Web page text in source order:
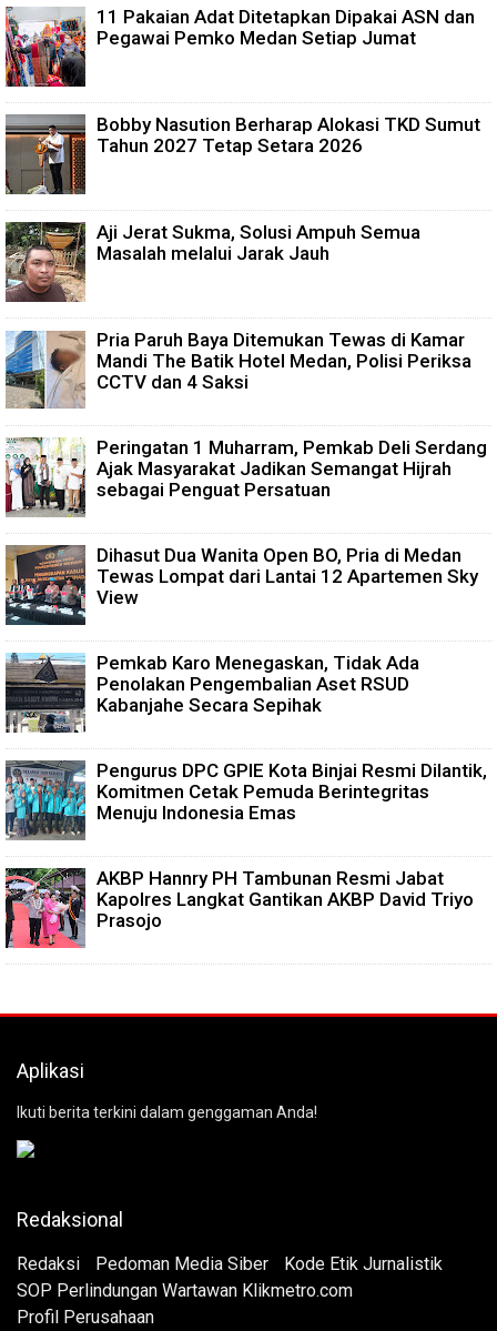
11 Pakaian Adat Ditetapkan Dipakai ASN dan
Pegawai Pemko Medan Setiap Jumat
Bobby Nasution Berharap Alokasi TKD Sumut
Tahun 2027 Tetap Setara 2026
Aji Jerat Sukma, Solusi Ampuh Semua
Masalah melalui Jarak Jauh
Pria Paruh Baya Ditemukan Tewas di Kamar
Mandi The Batik Hotel Medan, Polisi Periksa
CCTV dan 4 Saksi
Peringatan 1 Muharram, Pemkab Deli Serdang
Ajak Masyarakat Jadikan Semangat Hijrah
sebagai Penguat Persatuan
Dihasut Dua Wanita Open BO, Pria di Medan
Tewas Lompat dari Lantai 12 Apartemen Sky
View
Pemkab Karo Menegaskan, Tidak Ada
Penolakan Pengembalian Aset RSUD
Kabanjahe Secara Sepihak
Pengurus DPC GPIE Kota Binjai Resmi Dilantik,
Komitmen Cetak Pemuda Berintegritas
Menuju Indonesia Emas
AKBP Hannry PH Tambunan Resmi Jabat
Kapolres Langkat Gantikan AKBP David Triyo
Prasojo
Aplikasi
Ikuti berita terkini dalam genggaman Anda!
Redaksional
Redaksi Pedoman Media Siber
Kode Etik Jurnalistik
SOP Perlindungan Wartawan Klikmetro.com
Profil Perusahaan